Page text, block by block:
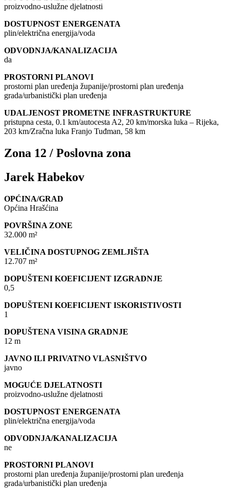
proizvodno-uslužne djelatnosti
DOSTUPNOST ENERGENATA
plin/električna energija/voda
ODVODNJA/KANALIZACIJA
da
PROSTORNI PLANOVI
prostorni plan uređenja županije/prostorni plan uređenja
grada/urbanistički plan uređenja
UDALJENOST PROMETNE INFRASTRUKTURE
pristupna cesta, 0.1 km/autocesta A2, 20 km/morska luka – Rijeka,
203 km/Zračna luka Franjo Tuđman, 58 km
Zona 12 / Poslovna zona
Jarek Habekov
OPĆINA/GRAD
Općina Hrašćina
POVRŠINA ZONE
32.000 m²
VELIČINA DOSTUPNOG ZEMLJIŠTA
12.707 m²
DOPUŠTENI KOEFICIJENT IZGRADNJE
0,5
DOPUŠTENI KOEFICIJENT ISKORISTIVOSTI
1
DOPUŠTENA VISINA GRADNJE
12 m
JAVNO ILI PRIVATNO VLASNIŠTVO
javno
MOGUĆE DJELATNOSTI
proizvodno-uslužne djelatnosti
DOSTUPNOST ENERGENATA
plin/električna energija/voda
ODVODNJA/KANALIZACIJA
ne
PROSTORNI PLANOVI
prostorni plan uređenja županije/prostorni plan uređenja
grada/urbanistički plan uređenja